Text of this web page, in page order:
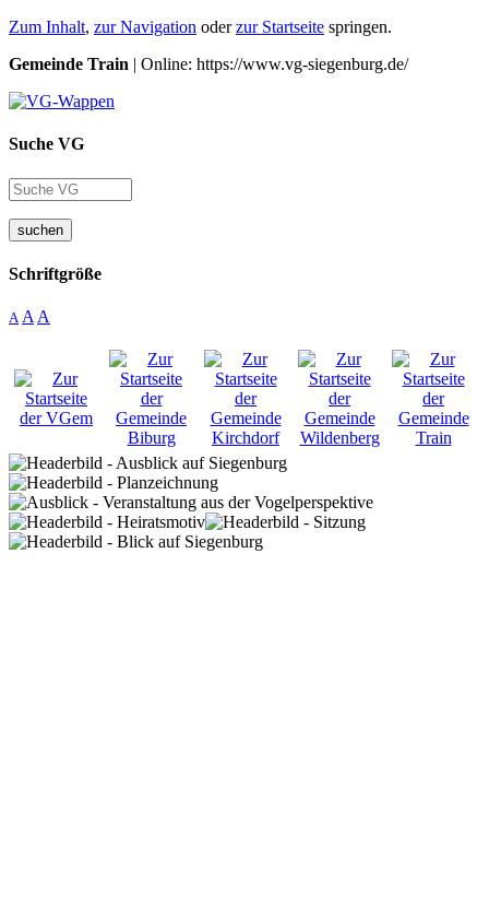
Zum Inhalt, zur Navigation oderzur Startseite springen.
Gemeinde Train | Online: https://www.vg-siegenburg.de/
Suche VG
suchen
Schriftgröße
A A A